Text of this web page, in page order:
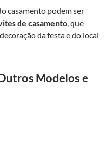
casamento podem ser
de casamento, que
da festa e do local
Modelos e